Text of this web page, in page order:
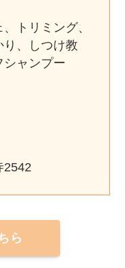
トリミング、
、しつけ教
シャンプー
2542
ら